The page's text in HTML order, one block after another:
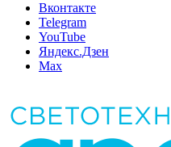
Вконтакте
Telegram
YouTube
Яндекс.Дзен
Max